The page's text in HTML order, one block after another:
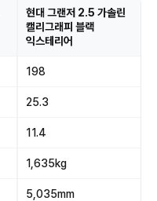
현대 그랜저 2.5 가솔린
캘리그래피 블랙
익스테리어
198
25.3
11.4
1,635kg
5,035mm